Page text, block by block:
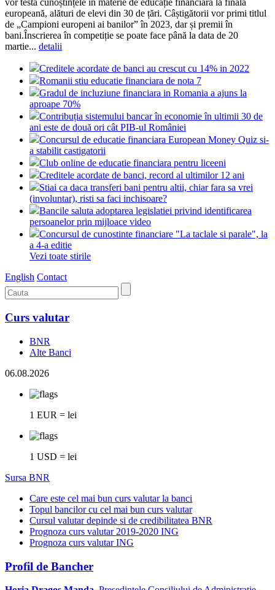
vor testa cunoștințele în materie de educație financiară la finala
europeană, alături de elevi din 30 de țări. Câștigătorii vor primi titlul
de „Campioni europeni ai banilor” în 2023, dar și premii în
bani.Înscrierea în competiție se poate face până la data de 20
martie... detalii
Creditele acordate de banci au crescut cu 14% in 2022
Romanii stiu educatie financiara de nota 7
Gradul de incluziune financiara in Romania a ajuns la
aproape 70%
Contribuția sistemului bancar în economie în ultimii 30 de
ani este de două ori cât PIB-ul României
Concursul de educatie financiara European Money Quiz si-
a stabilit castigatorii
Club online de educatie financiara pentru liceeni
Creditele acordate de banci, record al ultimilor 12 ani
Stiai ca daca transferi bani pentru altii, chiar fara sa vrei
(involuntar), risti sa faci inchisoare?
Bancile saluta adoptarea legislatiei privind identificarea
persoanelor prin mijloace video
Concursul de cunostinte financiare "La taclale si parale", la
a 4-a editie
Vezi toate stirile
English Contact
Curs valutar
BNR
Alte Banci
06.08.2026
1 EUR = lei
1 USD = lei
Sursa BNR
Care este cel mai bun curs valutar la banci
Topul bancilor cu cel mai bun curs valutar
Cursul valutar depinde si de credibilitatea BNR
Prognoza curs valutar 2019-2020 ING
Prognoza curs valutar ING
Profil de Bancher